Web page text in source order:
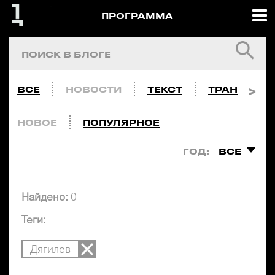
ПРОГРАММА
ВСЕ НОВОСТИ ТЕКСТ
НОВОЕ ПОПУЛЯРНОЕ
ГОД: ВСЕ
Найдено: 0
Теги:
Дягилев